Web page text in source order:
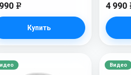
e
Купить
4 990
Видео